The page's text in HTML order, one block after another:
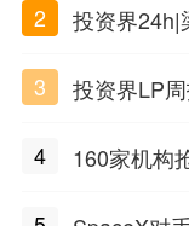
2
投资界24h|
3
投资界LP
4
160家机构